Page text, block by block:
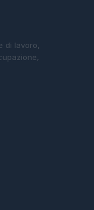
di lavoro,